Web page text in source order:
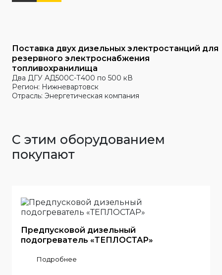
Поставка двух дизельных электростанций для
резервного электроснабжения
топливохранилища
Два ДГУ АД500С-Т400 по 500 кВ
Регион: Нижневартовск
Отрасль: Энергетическая компания
С этим оборудованием
покупают
Предпусковой дизельный
подогреватель «ТЕПЛОСТАР»
Подробнее